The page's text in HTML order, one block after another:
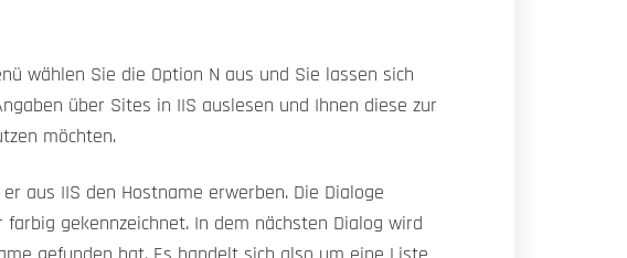
wählen Sie die Option N aus und Sie lassen sich
über Sites in IIS auslesen und Ihnen diese zur
möchten.
aus IIS den Hostname erwerben. Die Dialoge
gekennzeichnet. In dem nächsten Dialog wird